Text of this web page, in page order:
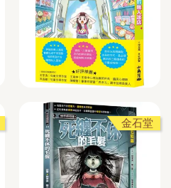
金石堂